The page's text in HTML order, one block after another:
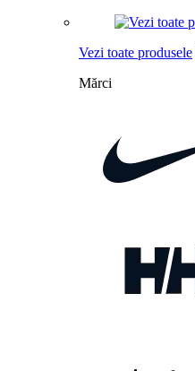
Vezi toate produsele
Mărci